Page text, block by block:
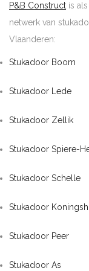
P&B Construct is
netwerk van
Vlaanderen:
Stukadoor Boom
Stukadoor Lede
Stukadoor Zellik
Stukadoor Spiere-
Stukadoor Schelle
Stukadoor
Stukadoor Peer
Stukadoor As